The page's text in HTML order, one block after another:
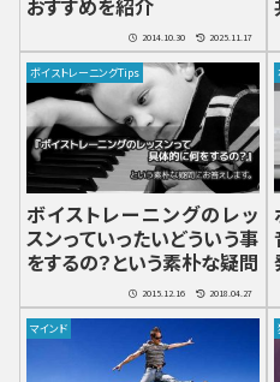
おすすめを紹介
2014.10.30 2025.11.17
ボイストレーニングTips
ボイストレーニングのレッ
スンっていったいどういう事
をするの？という素朴な疑問
2015.12.16 2018.04.27
マインド